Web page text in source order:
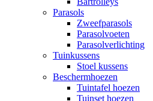
Parasols
Zweefparasols
Parasolvoeten
Parasolverlichting
Tuinkussens
Stoel kussens
Beschermhoezen
Tuintafel hoezen
Tuinset hoezen